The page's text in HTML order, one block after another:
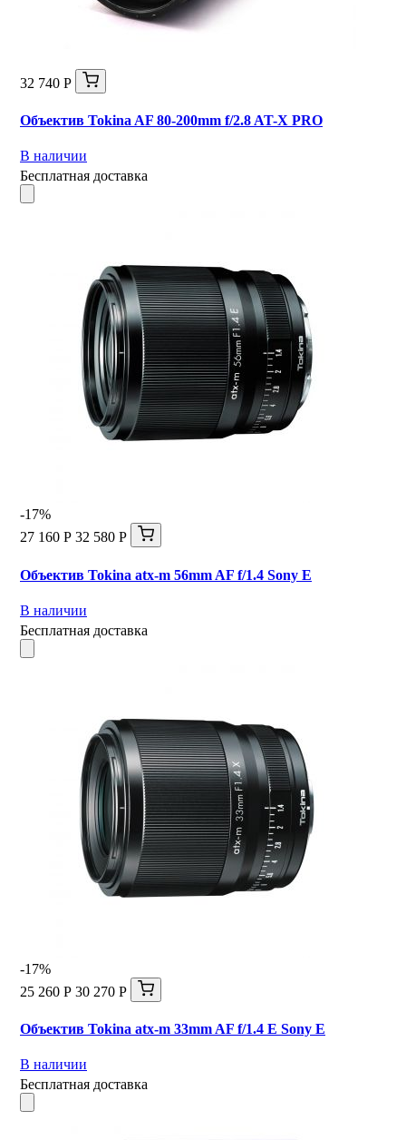
32 740 Р
Объектив Tokina AF 80-200mm f/2.8 AT-X PRO
В наличии
Бесплатная доставка
-17%
27 160 Р 32 580 Р
Объектив Tokina atx-m 56mm AF f/1.4 Sony E
В наличии
Бесплатная доставка
-17%
25 260 Р 30 270 Р
Объектив Tokina atx-m 33mm AF f/1.4 E Sony E
В наличии
Бесплатная доставка